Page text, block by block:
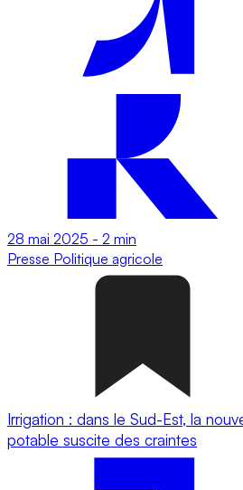
28 mai 2025 - 2 min
Presse Politique agricole
Irrigation : dans le Sud-Est, la
potable suscite des craintes